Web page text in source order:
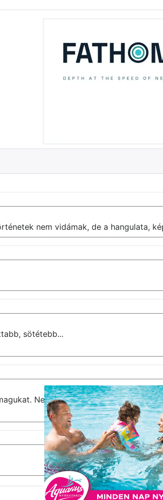
nem vidámak, de a hangulata,
sötétebb...
törtenet ejfekete humorral füszerezve. Hihetetlen atmoszferäja